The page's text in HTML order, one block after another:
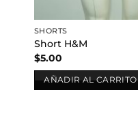
SHORTS
Short H&M
$5.00
AÑADIR AL CARRITO